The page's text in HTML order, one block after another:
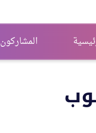
المشاركون